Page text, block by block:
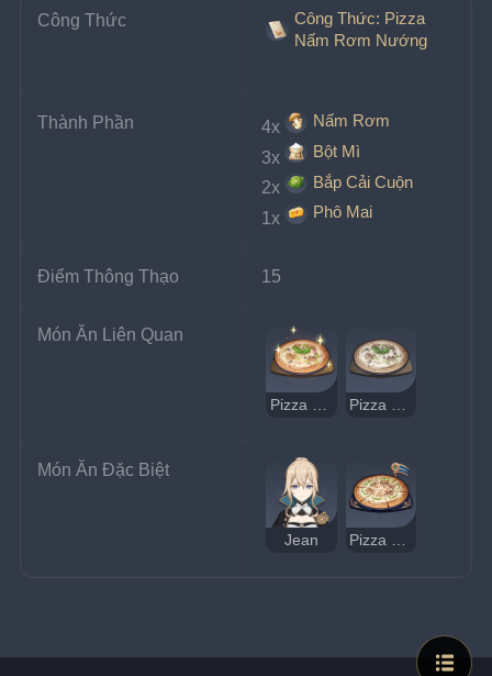
Công Thức
Công Thức: Pizza
Nấm Rơm Nướng
Thành Phần 4x
Nấm Rơm
3x
Bột Mì
2x
Bắp Cải Cuộn
1x
Phô Mai
Điểm Thông Thạo 15
Món Ăn Liên Quan
Món Ăn Đặc Biệt
Jean